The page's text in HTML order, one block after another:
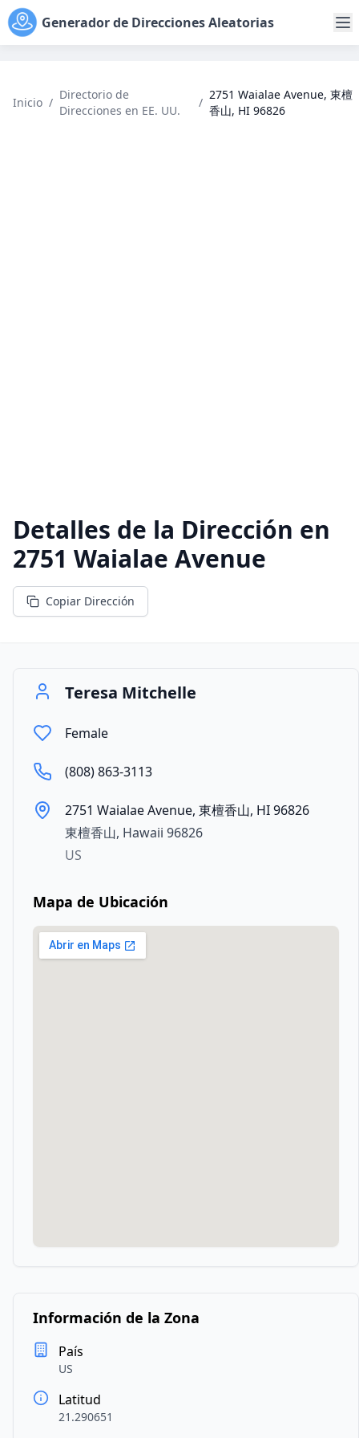
Generador de Direcciones Aleatorias
Inicio /
Directorio de
Direcciones en EE. UU.
/
2751 Waialae Avenue, 東檀
香山, HI 96826
Detalles de la Dirección en
2751 Waialae Avenue
Copiar Dirección
Teresa Mitchelle
Female
(808) 863-3113
2751 Waialae Avenue, 東檀香山, HI 96826
東檀香山, Hawaii 96826
US
Mapa de Ubicación
Información de la Zona
País
US
Latitud
21.290651